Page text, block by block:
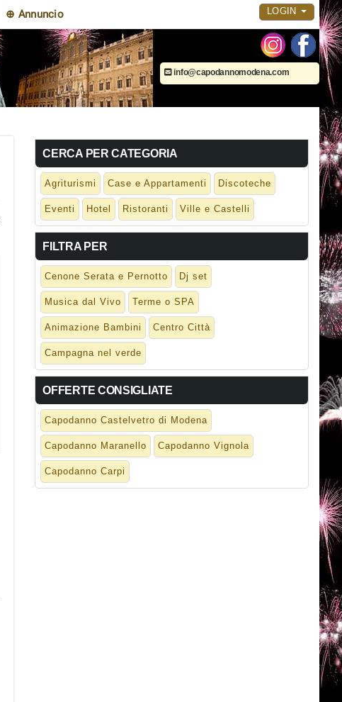
⊕ Annuncio LOGIN
info@capodannomodena.com
CERCA PER CATEGORIA
Agriturismi Case e Appartamenti Discoteche
Eventi Hotel Ristoranti Ville e Castelli
FILTRA PER
Cenone Serata e Pernotto Dj set
Musica dal Vivo Terme o SPA
Animazione Bambini Centro Città
Campagna nel verde
OFFERTE CONSIGLIATE
Capodanno Castelvetro di Modena
Capodanno Maranello Capodanno Vignola
Capodanno Carpi